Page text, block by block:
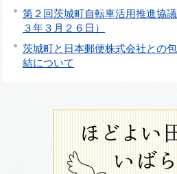
第２回茨城町自転車活用推進協
３年３月２６日）
茨城町と日本郵便株式会社との
結について